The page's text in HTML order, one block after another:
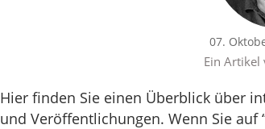
07.
Ein Artikel
Hier finden Sie einen Überblick über
und Veröffentlichungen. Wenn Sie auf